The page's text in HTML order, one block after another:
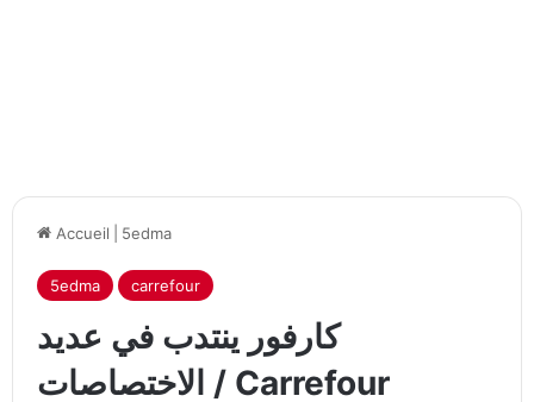
Accueil 5edma
5edma carrefour
كارفور ينتدب في عديد
الاختصاصات / Carrefour